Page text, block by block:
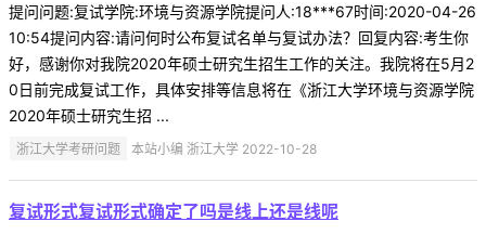
提问问题:复试学院:环境与资源学院提问人:18***67时间:2020-04-26
10:54提问内容:请问何时公布复试名单与复试办法？回复内容:考生你
好，感谢你对我院2020年硕士研究生招生工作的关注。我院将在5月2
0日前完成复试工作，具体安排等信息将在《浙江大学环境与资源学院
2020年硕士研究生招 ...
浙江大学考研问题 本站小编 浙江大学 2022-10-28
复试形式复试形式确定了吗是线上还是线呢